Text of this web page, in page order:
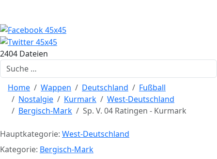
2404 Dateien
Suchen
Home Wappen Deutschland
Fußball
Nostalgie
Kurmark
West-Deutschland
Bergisch-Mark
Sp. V. 04 Ratingen - Kurmark
Hauptkategorie: West-Deutschland
Kategorie: Bergisch-Mark